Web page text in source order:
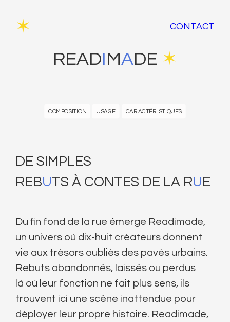
✶ CONTACT
READIMADE ✶
COMPOSITION USAGE CARACTÉRISTIQUES
DE SIMPLES
REBUTS À CONTES DE LA RUE
Du fin fond de la rue émerge Readimade,
un univers où dix-huit créateurs donnent
vie aux trésors oubliés des pavés urbains.
Rebuts abandonnés, laissés ou perdus
là où leur fonction ne fait plus sens, ils
trouvent ici une scène inattendue pour
déployer leur propre histoire. Readimade,